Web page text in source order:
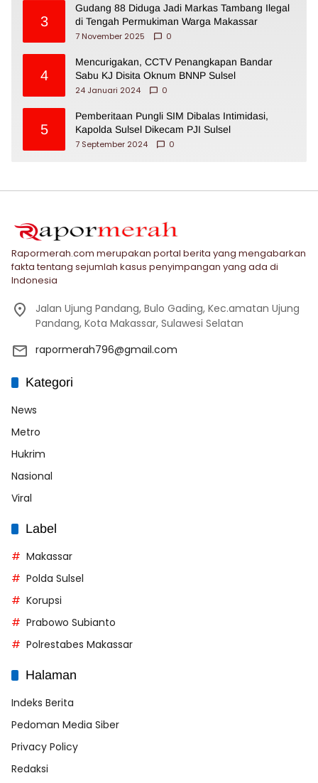
3
Gudang 88 Diduga Jadi Markas Tambang Ilegal
di Tengah Permukiman Warga Makassar
7 November 2025
0
4
Mencurigakan, CCTV Penangkapan Bandar
Sabu KJ Disita Oknum BNNP Sulsel
24 Januari 2024
0
5
Pemberitaan Pungli SIM Dibalas Intimidasi,
Kapolda Sulsel Dikecam PJI Sulsel
7 September 2024
0
Rapormerah.com merupakan portal berita yang mengabarkan
fakta tentang sejumlah kasus penyimpangan yang ada di
Indonesia
Jalan Ujung Pandang, Bulo Gading, Kec.amatan Ujung
Pandang, Kota Makassar, Sulawesi Selatan
rapormerah796@gmail.com
Kategori
News
Metro
Hukrim
Nasional
Viral
Label
Makassar
Polda Sulsel
Korupsi
Prabowo Subianto
Polrestabes Makassar
Halaman
Indeks Berita
Pedoman Media Siber
Privacy Policy
Redaksi